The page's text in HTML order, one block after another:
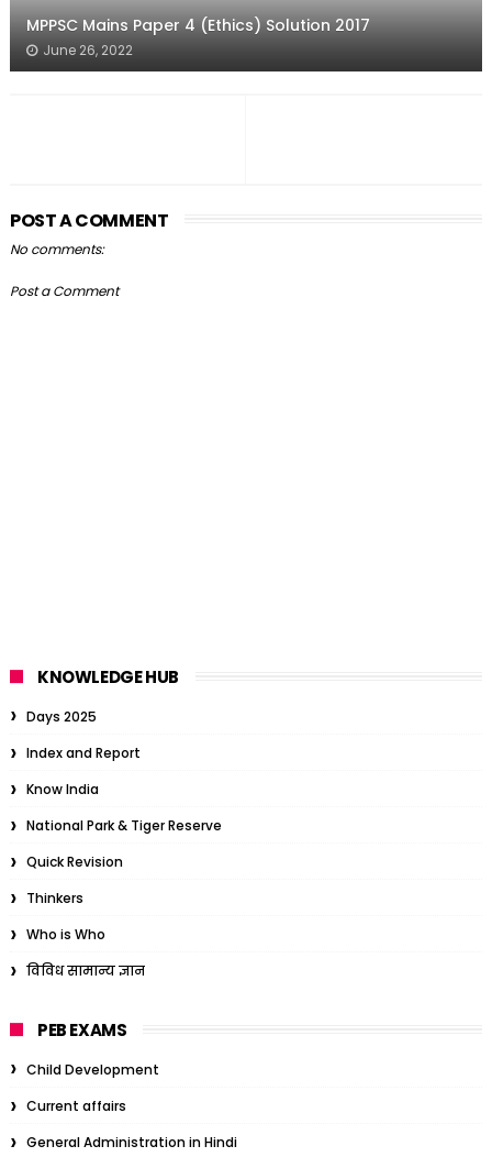
MPPSC Mains Paper 4 (Ethics) Solution 2017
June 26, 2022
POST A COMMENT
No comments:
Post a Comment
KNOWLEDGE HUB
Days 2025
Index and Report
Know India
National Park & Tiger Reserve
Quick Revision
Thinkers
Who is Who
विविध सामान्य ज्ञान
PEB EXAMS
Child Development
Current affairs
General Administration in Hindi